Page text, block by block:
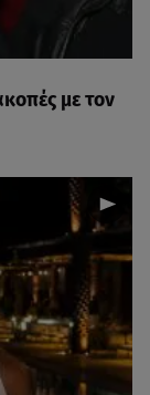
με τον